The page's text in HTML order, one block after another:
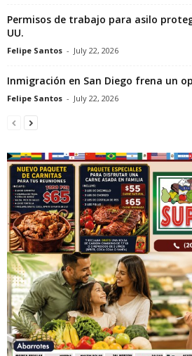
Permisos de trabajo para asilo
UU.
Felipe Santos - July 22, 2026
Inmigración en San Diego frena un
Felipe Santos - July 22, 2026